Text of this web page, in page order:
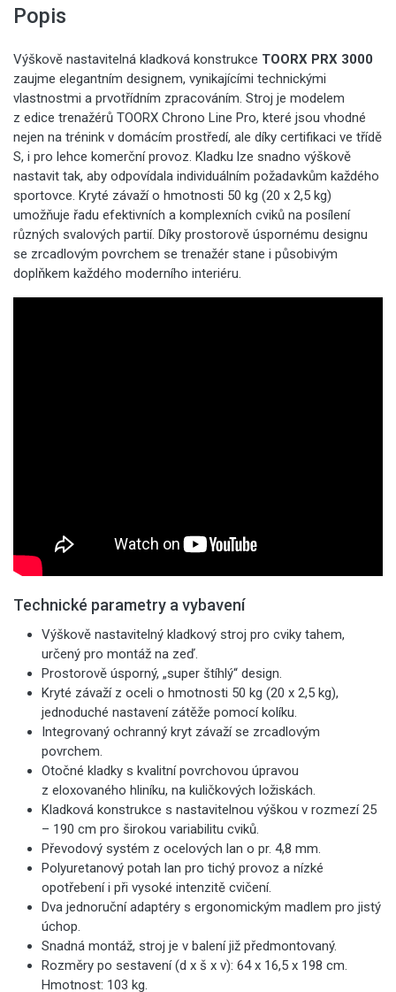
Popis
Výškově nastavitelná kladková konstrukce TOORX PRX 3000
zaujme elegantním designem, vynikajícími technickými
vlastnostmi a prvotřídním zpracováním. Stroj je modelem
z edice trenažérů TOORX Chrono Line Pro, které jsou vhodné
nejen na trénink v domácím prostředí, ale díky certifikaci ve třídě
S, i pro lehce komerční provoz. Kladku lze snadno výškově
nastavit tak, aby odpovídala individuálním požadavkům každého
sportovce. Kryté závaží o hmotnosti 50 kg (20 x 2,5 kg)
umožňuje řadu efektivních a komplexních cviků na posílení
různých svalových partií. Díky prostorově úspornému designu
se zrcadlovým povrchem se trenažér stane i působivým
doplňkem každého moderního interiéru.
Technické parametry a vybavení
Výškově nastavitelný kladkový stroj pro cviky tahem,
určený pro montáž na zeď.
Prostorově úsporný, „super štíhlý“ design.
Kryté závaží z oceli o hmotnosti 50 kg (20 x 2,5 kg),
jednoduché nastavení zátěže pomocí kolíku.
Integrovaný ochranný kryt závaží se zrcadlovým
povrchem.
Otočné kladky s kvalitní povrchovou úpravou
z eloxovaného hliníku, na kuličkových ložiskách.
Kladková konstrukce s nastavitelnou výškou v rozmezí 25
– 190 cm pro širokou variabilitu cviků.
Převodový systém z ocelových lan o pr. 4,8 mm.
Polyuretanový potah lan pro tichý provoz a nízké
opotřebení i při vysoké intenzitě cvičení.
Dva jednoruční adaptéry s ergonomickým madlem pro jistý
úchop.
Snadná montáž, stroj je v balení již předmontovaný.
Rozměry po sestavení (d x š x v): 64 x 16,5 x 198 cm.
Hmotnost: 103 kg.